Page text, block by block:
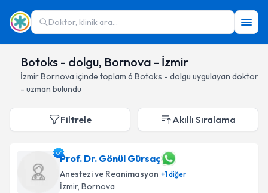
Doktor, klinik ara...
Botoks - dolgu, Bornova - İzmir
İzmirBornova içinde toplam 6 Botoks - dolgu uygulayan doktor
- uzman bulundu
Filtrele Akıllı Sıralama
Prof. Dr. Gönül Gürsaç
Anestezi ve Reanimasyon +1diğer
İzmir, Bornova